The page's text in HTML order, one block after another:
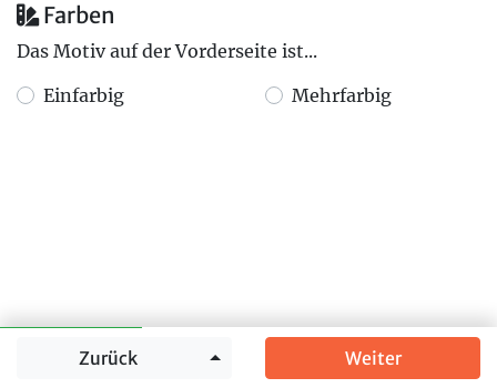
Zurück Springe zu Weiter
Farben
Das Motiv auf der Vorderseite ist...
Einfarbig
Mehrfarbig